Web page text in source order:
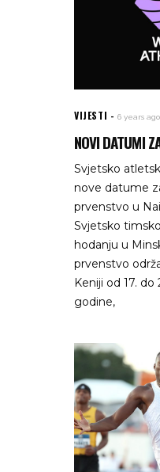
VIJESTI 6 years ago
NOVI DATUMI
Svjetsko
nove datume
prvenstvo u
Svjetsko
hodanju u
prvenstvo
Keniji od 17. do
godine,